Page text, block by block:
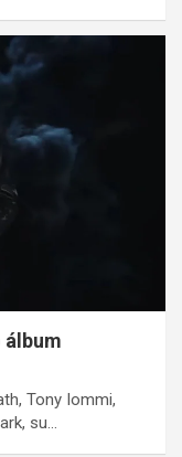
álbum
Tony Iommi,
su…